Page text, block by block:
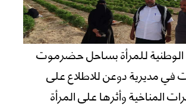
الوطنية للمرأة بساحل حضرموت
في مديرية دوعن للاطلاع على
المناخية وأثرها على المرأة